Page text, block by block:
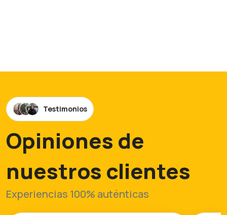
Testimonios
Opiniones de
nuestros clientes
Experiencias 100% auténticas